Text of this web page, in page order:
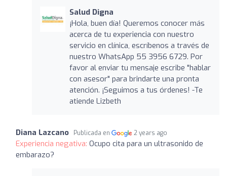
Salud Digna
¡Hola, buen día! Queremos conocer más
acerca de tu experiencia con nuestro
servicio en clínica, escríbenos a través de
nuestro WhatsApp 55 3956 6729. Por
favor al enviar tu mensaje escribe "hablar
con asesor" para brindarte una pronta
atención. ¡Seguimos a tus órdenes! -Te
atiende Lizbeth
Diana Lazcano Publicada en 2 years ago
Experiencia negativa: Ocupo cita para un ultrasonido de
embarazo?